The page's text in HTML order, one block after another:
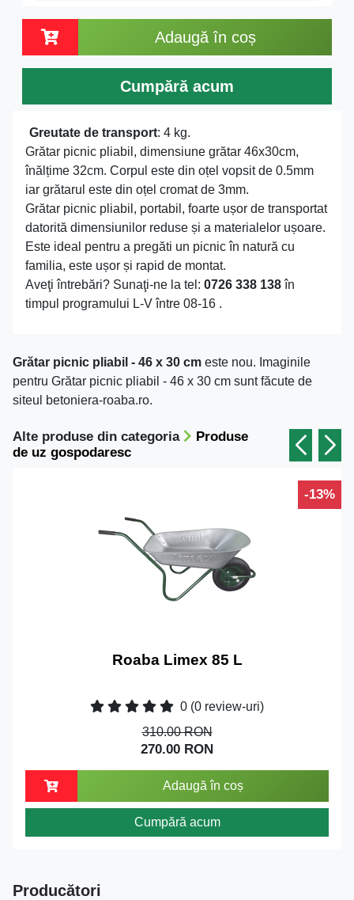
Adaugă în coș
Cumpără acum
Greutate de transport: 4 kg.
Grătar picnic pliabil, dimensiune grătar 46x30cm,
înălțime 32cm. Corpul este din oțel vopsit de 0.5mm
iar grătarul este din oțel cromat de 3mm.
Grătar picnic pliabil, portabil, foarte ușor de transportat
datorită dimensiunilor reduse și a materialelor ușoare.
Este ideal pentru a pregăti un picnic în natură cu
familia, este ușor și rapid de montat.
Aveţi întrebări? Sunaţi-ne la tel: 0726 338 138în
timpul programului L-V între 08-16 .
Grătar picnic pliabil - 46 x 30 cm este nou. Imaginile
pentru Grătar picnic pliabil - 46 x 30 cm sunt făcute de
siteul betoniera-roaba.ro.
Alte produse din categoria
Produse
de uz gospodaresc
-13%
Roaba Limex 85 L
0 (0 review-uri)
310.00 RON
270.00 RON
Adaugă în coș
Cumpără acum
Producători